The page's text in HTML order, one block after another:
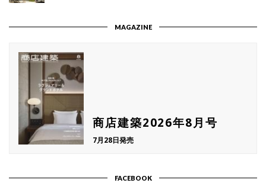
MAGAZINE
商店建築2026年8月号
7月28日発売
FACEBOOK